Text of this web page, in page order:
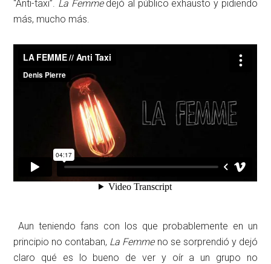
“Anti-taxi”. La Femmedejó al público exhausto y pidiendo
más, mucho más.
Aun teniendo fans con los que probablemente en un
principio no contaban, La Femmeno se sorprendió y dejó
claro qué es lo bueno de ver y oír a un grupo no